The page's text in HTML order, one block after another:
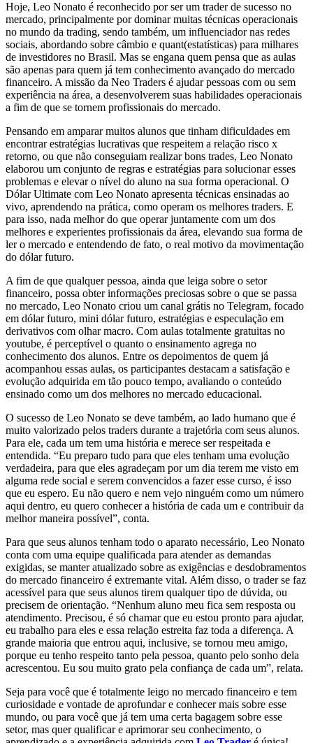
Hoje, Leo Nonato é reconhecido por ser um trader de sucesso no
mercado, principalmente por dominar muitas técnicas operacionais
no mundo da trading, sendo também, um influenciador nas redes
sociais, abordando sobre câmbio e quant(estatísticas) para milhares
de investidores no Brasil. Mas se engana quem pensa que as aulas
são apenas para quem já tem conhecimento avançado do mercado
financeiro. A missão da Neo Traders é ajudar pessoas com ou sem
experiência na área, a desenvolverem suas habilidades operacionais
a fim de que se tornem profissionais do mercado.
Pensando em amparar muitos alunos que tinham dificuldades em
encontrar estratégias lucrativas que respeitem a relação risco x
retorno, ou que não conseguiam realizar bons trades, Leo Nonato
elaborou um conjunto de regras e estratégias para solucionar esses
problemas e elevar o nível do aluno na sua forma operacional. O
Dólar Ultimate com Leo Nonato apresenta técnicas ensinadas ao
vivo, aprendendo na prática, como operam os melhores traders. E
para isso, nada melhor do que operar juntamente com um dos
melhores e experientes profissionais da área, elevando sua forma de
ler o mercado e entendendo de fato, o real motivo da movimentação
do dólar futuro.
A fim de que qualquer pessoa, ainda que leiga sobre o setor
financeiro, possa obter informações preciosas sobre o que se passa
no mercado, Leo Nonato criou um canal grátis no Telegram, focado
em dólar futuro, mini dólar futuro, estratégias e especulação em
derivativos com olhar macro. Com aulas totalmente gratuitas no
youtube, é perceptível o quanto o ensinamento agrega no
conhecimento dos alunos. Entre os depoimentos de quem já
acompanhou essas aulas, os participantes destacam a satisfação e
evolução adquirida em tão pouco tempo, avaliando o conteúdo
ensinado como um dos melhores no mercado educacional.
O sucesso de Leo Nonato se deve também, ao lado humano que é
muito valorizado pelos traders durante a trajetória com seus alunos.
Para ele, cada um tem uma história e merece ser respeitada e
entendida. “Eu preparo tudo para que eles tenham uma evolução
verdadeira, para que eles agradeçam por um dia terem me visto em
alguma rede social e serem convencidos a fazer esse curso, é isso
que eu espero. Eu não quero e nem vejo ninguém como um número
aqui dentro, eu quero conhecer a história de cada um e contribuir da
melhor maneira possível”, conta.
Para que seus alunos tenham todo o aparato necessário, Leo Nonato
conta com uma equipe qualificada para atender as demandas
exigidas, se manter atualizado sobre as exigências e desdobramentos
do mercado financeiro é extremante vital. Além disso, o trader se faz
acessível para que seus alunos tirem qualquer tipo de dúvida, ou
precisem de orientação. “Nenhum aluno meu fica sem resposta ou
atendimento. Precisou, é só chamar que eu estou pronto para ajudar,
eu trabalho para eles e essa relação estreita faz toda a diferença. A
grande maioria que entrou aqui, inclusive, se tornou meu amigo,
porque eu tenho respeito tanto pela pessoa, quanto pelo sonho dela
acrescentou. Eu sou muito grato pela confiança de cada um”, relata.
Seja para você que é totalmente leigo no mercado financeiro e tem
curiosidade e vontade de aprofundar e conhecer mais sobre esse
mundo, ou para você que já tem uma certa bagagem sobre esse
setor, mas quer qualificar e aprimorar seu conhecimento, o